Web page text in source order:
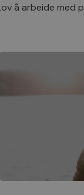
å arbeide med